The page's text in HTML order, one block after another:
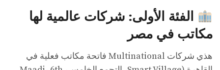
الفئة الأولى: شركات عالمية لها
مكاتب في مصر
هذي شركات Multinational فاتحة مكاتب فعلية في